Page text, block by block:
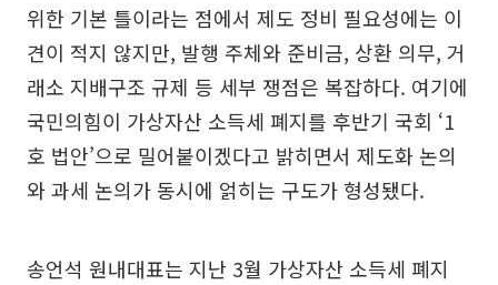
위한 기본 틀이라는 점에서 제도 정비 필요성에는 이
견이 적지 않지만, 발행 주체와 준비금, 상환 의무, 거
래소 지배구조 규제 등 세부 쟁점은 복잡하다. 여기에
국민의힘이 가상자산 소득세 폐지를 후반기 국회 ‘1
호 법안’으로 밀어붙이겠다고 밝히면서 제도화 논의
와 과세 논의가 동시에 얽히는 구도가 형성됐다.
송언석 원내대표는 지난 3월 가상자산 소득세 폐지